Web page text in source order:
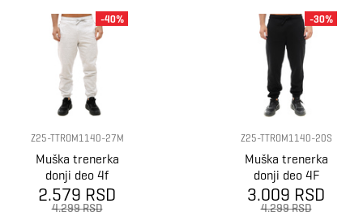
Z25-TTROM1140-27M
Muška trenerka
donji deo 4f
Trousers cas
m1140
2.579 RSD
4.299 RSD
-40%
Z25-TTROM1140-20S
Muška trenerka
donji deo 4F
Trousers cas
m1140
3.009 RSD
4.299 RSD
-30%